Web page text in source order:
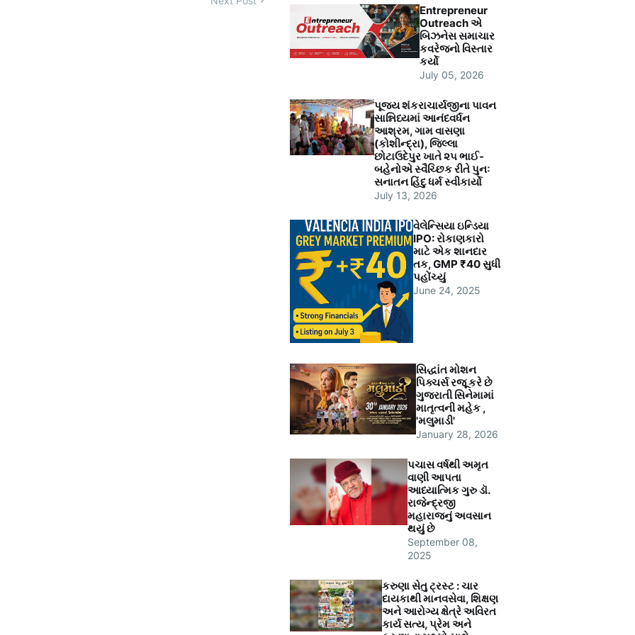
Entrepreneur
Outreach એ
બિઝનેસ સમાચાર
કવરેજનો વિસ્તાર
કર્યો
July 05, 2026
પૂજ્ય શંકરાચાર્યજીના પાવન
સાન્નિધ્યમાં આનંદવર્ધન
આશ્રમ, ગામ વાસણા
(કોશીન્દ્રા), જિલ્લા
છોટાઉદેપુર ખાતે ૨૫ ભાઈ-
બહેનોએ સ્વૈચ્છિક રીતે પુનઃ
સનાતન હિંદુ ધર્મ સ્વીકાર્યો
July 13, 2026
વેલેન્સિયા ઇન્ડિયા
IPO: રોકાણકારો
માટે એક શાનદાર
તક, GMP ₹40 સુધી
પહોંચ્યું
June 24, 2025
સિદ્ધાંત મોશન
પિક્ચર્સ રજૂ કરે છે
ગુજરાતી સિનેમામાં
માતૃત્વની મહેક ,
'મલુમાડી'
January 28, 2026
પચાસ વર્ષથી અમૃત
વાણી આપતા
આધ્યાત્મિક ગુરુ ડૉ.
રાજેન્દ્રજી
મહારાજનું અવસાન
થયું છે
September 08,
2025
કરુણા સેતુ ટ્રસ્ટ : ચાર
દાયકાથી માનવસેવા, શિક્ષણ
અને આરોગ્ય ક્ષેત્રે અવિરત
કાર્ય સત્ય, પ્રેમ અને